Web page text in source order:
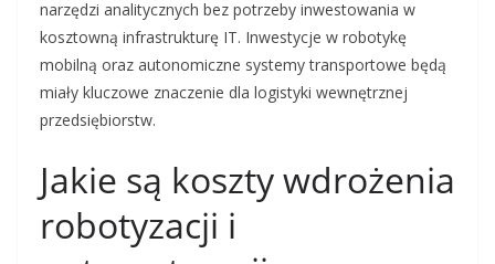
narzędzi analitycznych bez potrzeby inwestowania w
kosztowną infrastrukturę IT. Inwestycje w robotykę
mobilną oraz autonomiczne systemy transportowe będą
miały kluczowe znaczenie dla logistyki wewnętrznej
przedsiębiorstw.
Jakie są koszty wdrożenia
robotyzacji i